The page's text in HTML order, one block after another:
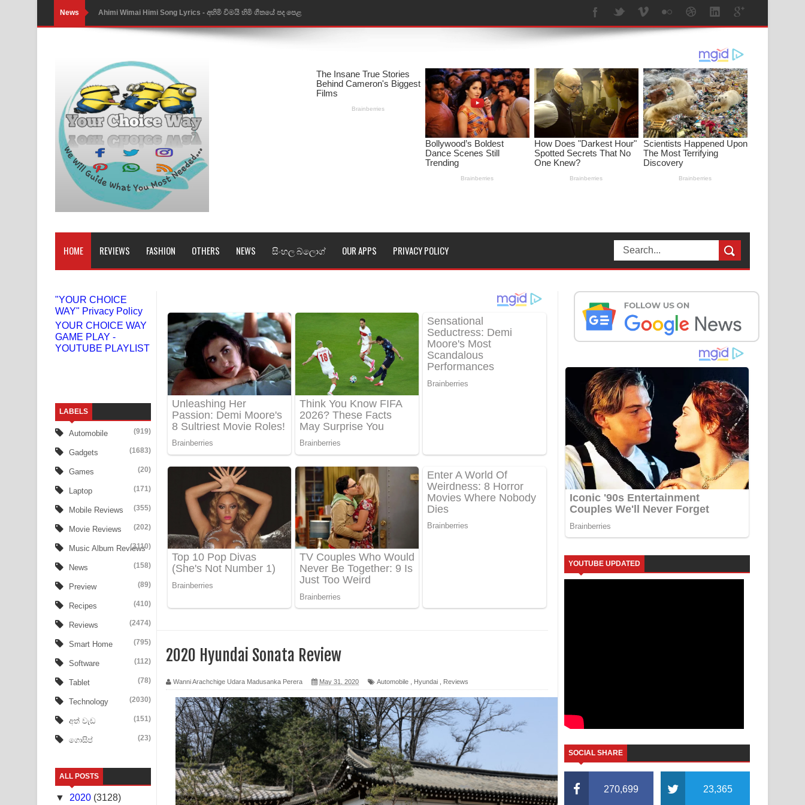
News Ahimi Wimai Himi Song Lyrics - අහිමි විමයි හිමි ගීතයේ පද පෙළ
Mathaka Parana Song Lyrics - මතක පාරනා ගීතයේ පද පෙළ
Nimnadhen Song Lyrics - නිම්නාදෙන් ගීතයේ පද පෙළ
Obamai Mage Adare Song Lyrics - ඔබමයි මගේ ආදරේ ගීතයේ පද පෙළ
Pansal Gihin Song Lyrics - පන්සල් ගිහිං ගීතයේ පද පෙළ
Ankeliya Song Lyrics - අංකෙළිය ගීතයේ පද පෙළ
DEAR GOD Song Lyrics - ඩියර් ගෝඩ් ගීතයේ පද පෙළ
MANAMALA KATHA Song Lyrics - මනමාල කතා ගීතයේ පද පෙළ
Dai Dai Lyrics - Shakira, Burna Boy | 2026 football world cup song lyrics
Numba Dun Aadare Song Lyrics - නුඹ දුන් ආදරේ ගීතයේ පද පෙළ
Liyamuda Dan Anagathe Song Lyrics - ලියමුද දැන් අනාගතේ ගීතයේ පද පෙළ
Doni Song Lyrics - දෝණි ගීතයේ පද පෙළ
Benthara Palame Song Lyrics - බෙන්තර පාලමේ ගීතයේ පද පෙළ
Sanda Babalena Song Lyrics - සඳ බැබලෙන ගීතයේ පද පෙළ
Adare Wadi Nisa Song Lyrics - ආදරේ වැඩි නිසා ගීතයේ පද පෙළ
UNUHUMA Song Lyrics - උණුහුම ගීතයේ පද පෙළ
Katakara Song Lyrics - කටකාර ගීතයේ පද පෙළ
Tharu Yaye Dilena Song Lyrics - තරු යායේ දිලෙනා ගීතයේ පද පෙළ
Ow Man Sosa Song Lyrics - ඔව් මං සෝසා ගීතයේ පද පෙළ
Heavy Weight Song Lyrics
FEVER DREAM Lyrics - Alex Warren
BTS : Hooligan Lyrics
Apa Hamuwee Song Lyrics - අප හමුවී ගීතයේ පද පෙළ
PATHINIYE Song Lyrics - පතිනියනේ ගීතයේ පද පෙළ
Sorry Sir Song Lyrics - සොරි සර් ගීතයේ පද පෙළ
Mathaka Aluthin Liyanna Song Lyrics - මතක අලුතින් ලියන්න ගීතයේ පද පෙළ
Sandak Awith Song Lyrics - සඳක් ඇවිත් ගීතයේ පද පෙළ
HOME REVIEWS FASHION OTHERS NEWS සිංහල බ්ලොග් OUR APPS PRIVACY POLICY
"YOUR CHOICE
WAY" Privacy Policy
YOUR CHOICE WAY
GAME PLAY -
YOUTUBE PLAYLIST
LABELS
Automobile (919)
Gadgets (1683)
Games (20)
Laptop (171)
Mobile Reviews (355)
Movie Reviews (202)
Music Album Reviews
(3110)
News (158)
Preview (89)
Recipes (410)
Reviews (2474)
Smart Home (795)
Software (112)
Tablet (78)
Technology (2030)
අත් වැඩ (151)
ගොසිප් (23)
ALL POSTS
▼ 2020 (3128)
2020 Hyundai Sonata Review
Wanni Arachchige Udara Madusanka Perera May 31, 2020 Automobile Hyundai Reviews
YOUTUBE UPDATED
SOCIAL SHARE
270,699 23,365